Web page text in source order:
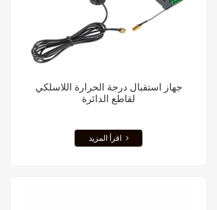
جهاز استقبال درجة الحرارة اللاسلكي
لقاطع الدائرة